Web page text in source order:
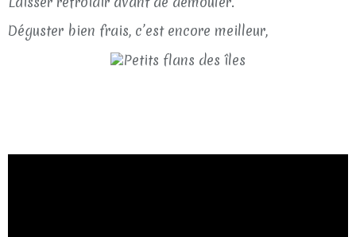
Déguster bien frais, c’est encore meilleur,